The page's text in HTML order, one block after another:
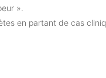
».
en partant de cas